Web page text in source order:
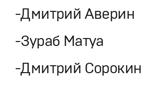
-Дмитрий Аверин
-Зураб Матуа
-Дмитрий Сорокин